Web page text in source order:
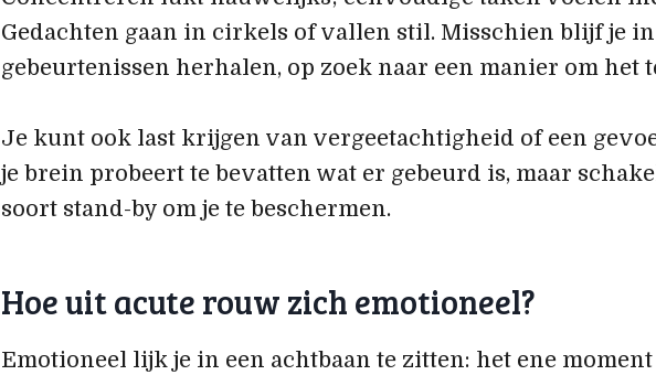
Gedachten gaan in cirkels of vallen stil. Misschien blijf je
gebeurtenissen herhalen, op zoek naar een manier om het
Je kunt ook last krijgen van vergeetachtigheid of een
je brein probeert te bevatten wat er gebeurd is, maar
soort stand-by om je te beschermen.
Hoe uit acute rouw zich emotioneel?
Emotioneel lijk je in een achtbaan te zitten: het ene